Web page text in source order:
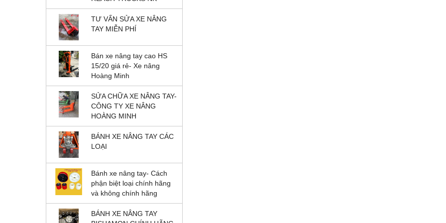
TƯ VẤN SỬA XE NÂNG
TAY MIỄN PHÍ
Bán xe nâng tay cao HS
15/20 giá rẻ- Xe nâng
Hoàng Minh
SỬA CHỮA XE NÂNG TAY-
CÔNG TY XE NÂNG
HOÀNG MINH
BÁNH XE NÂNG TAY CÁC
LOẠI
Bánh xe nâng tay- Cách
phận biệt loại chính hãng
và không chính hãng
BÁNH XE NÂNG TAY